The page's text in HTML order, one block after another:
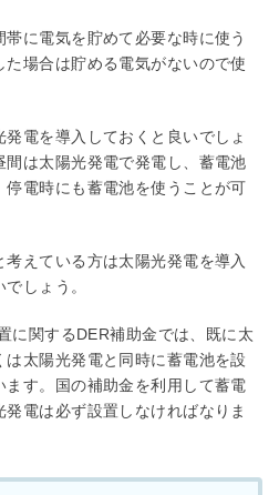
に電気を貯めて必要な時に使う
場合は貯める電気がないので使
電を導入しておくと良いでしょ
間は太陽光発電で発電し、蓄電池
電時にも蓄電池を使うことが可
えている方は太陽光発電を導入
しょう。
に関するDER補助金では、既に太
太陽光発電と同時に蓄電池を設
す。国の補助金を利用して蓄電
電は必ず設置しなければなりま